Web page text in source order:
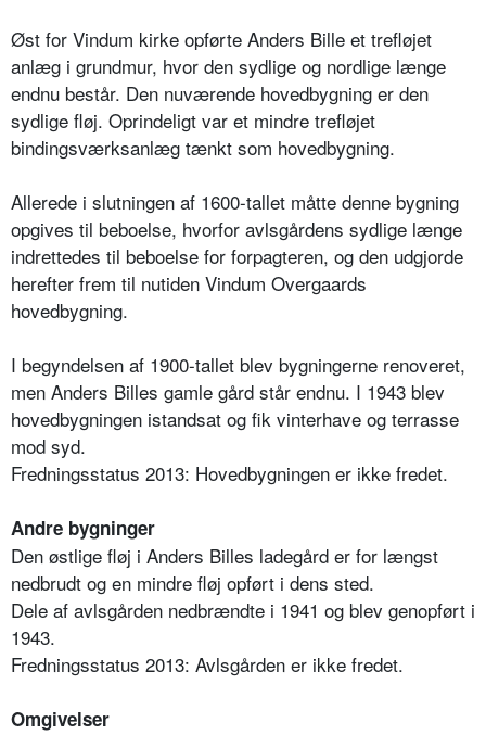
Øst for Vindum kirke opførte Anders Bille et trefløjet
anlæg i grundmur, hvor den sydlige og nordlige længe
endnu består. Den nuværende hovedbygning er den
sydlige fløj. Oprindeligt var et mindre trefløjet
bindingsværksanlæg tænkt som hovedbygning.
Allerede i slutningen af 1600-tallet måtte denne bygning
opgives til beboelse, hvorfor avlsgårdens sydlige længe
indrettedes til beboelse for forpagteren, og den udgjorde
herefter frem til nutiden Vindum Overgaards
hovedbygning.
I begyndelsen af 1900-tallet blev bygningerne renoveret,
men Anders Billes gamle gård står endnu. I 1943 blev
hovedbygningen istandsat og fik vinterhave og terrasse
mod syd.
Fredningsstatus 2013: Hovedbygningen er ikke fredet.
Andre bygninger
Den østlige fløj i Anders Billes ladegård er for længst
nedbrudt og en mindre fløj opført i dens sted.
Dele af avlsgården nedbrændte i 1941 og blev genopført i
1943.
Fredningsstatus 2013: Avlsgården er ikke fredet.
Omgivelser